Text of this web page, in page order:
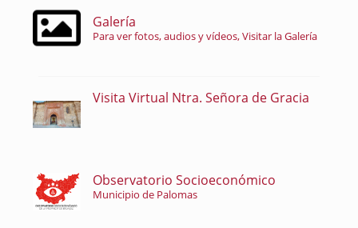
Galería
Para ver fotos, audios y vídeos, Visitar la Galería
Visita Virtual Ntra. Señora de Gracia
Observatorio Socioeconómico
Municipio de Palomas